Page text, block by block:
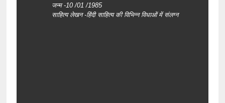
जन्म -10 /01 /1985
साहित्य लेखन -हिंदी साहित्य की विभिन्न विधाओं में संलग्न